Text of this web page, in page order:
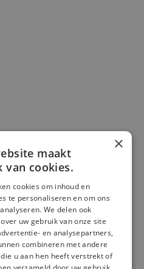
en
betalen
×
maakt
van cookies.
cookies om inhoud en
te personaliseren en om ons
We delen ook
uw gebruik van onze site
en analysepartners,
combineren met andere
u aan hen heeft verstrekt of